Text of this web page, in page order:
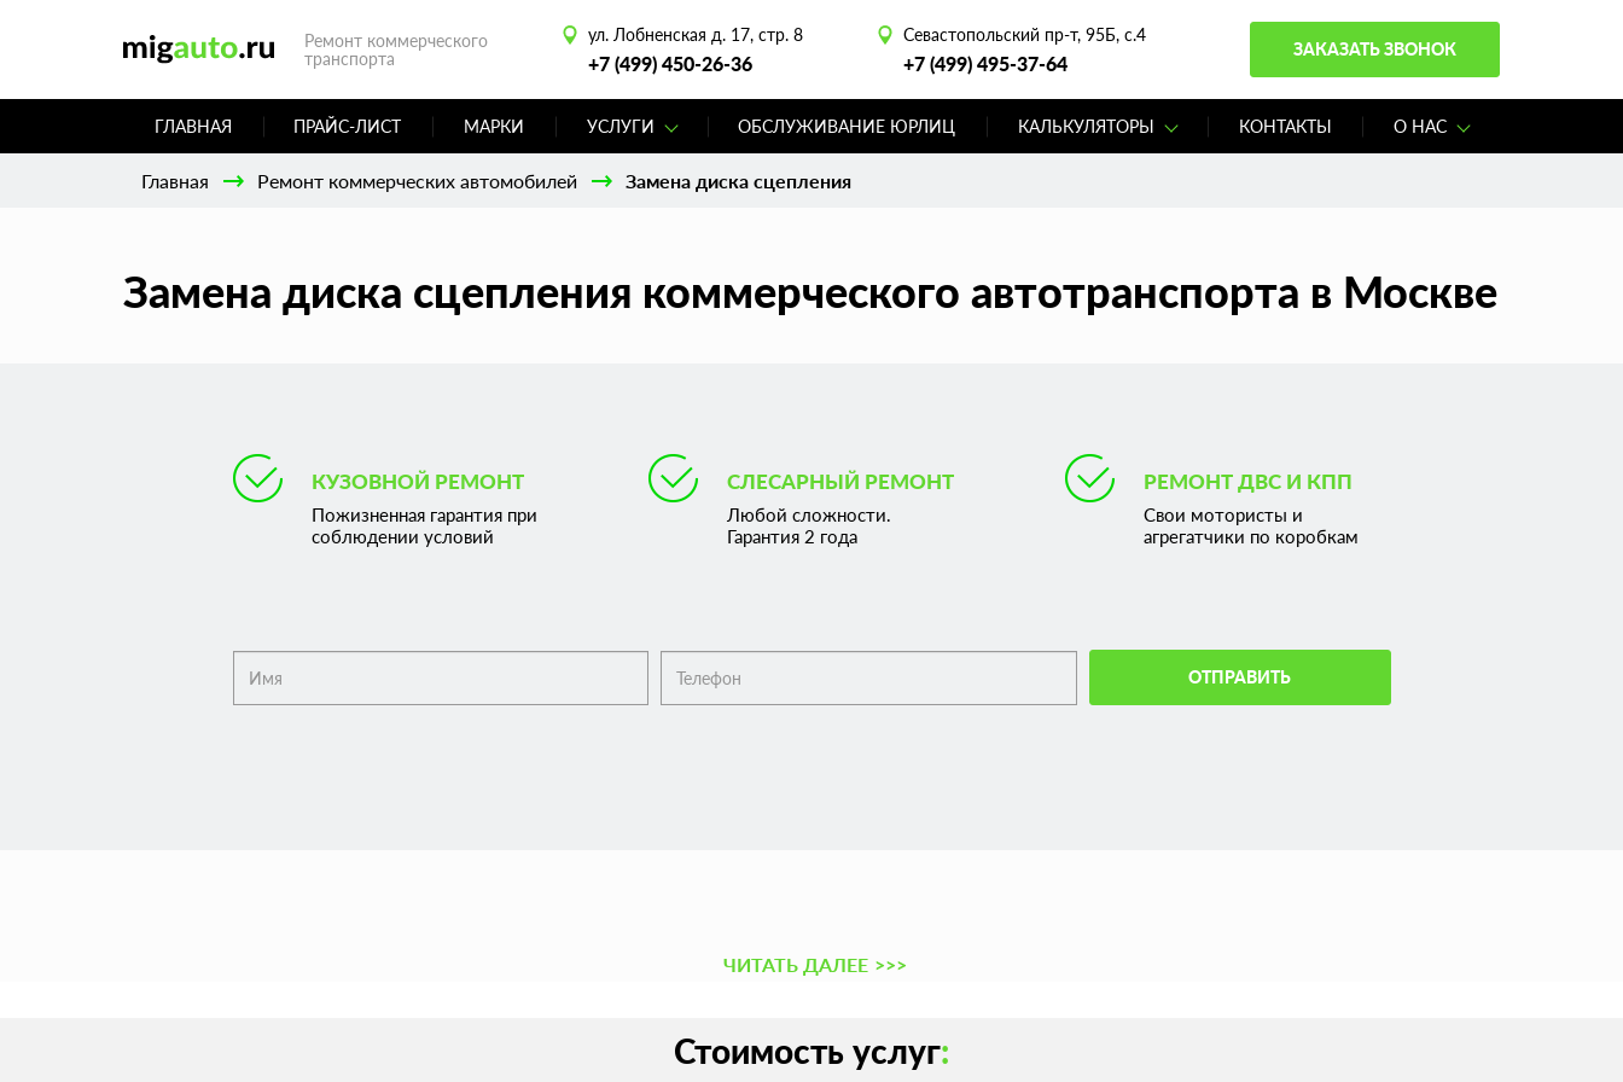
Ремонт коммерческого
транспорта
ул. Лобненская д. 17, стр. 8
+7 (499) 450-26-36
Севастопольский пр-т, 95Б, с.4
+7 (499) 495-37-64
ЗАКАЗАТЬ ЗВОНОК
ГЛАВНАЯ ПРАЙС-ЛИСТ МАРКИ УСЛУГИ ОБСЛУЖИВАНИЕ ЮРЛИЦ КАЛЬКУЛЯТОРЫ КОНТАКТЫ О НАС
Главная Ремонт коммерческих автомобилей Замена диска сцепления
Замена диска сцепления коммерческого автотранспорта в Москве
КУЗОВНОЙ РЕМОНТ
Пожизненная гарантия при
соблюдении условий
СЛЕСАРНЫЙ РЕМОНТ
Любой сложности.
Гарантия 2 года
РЕМОНТ ДВС И КПП
Свои мотористы и
агрегатчики по коробкам
ОТПРАВИТЬ
ЧИТАТЬ ДАЛЕЕ >>>
Стоимость услуг: